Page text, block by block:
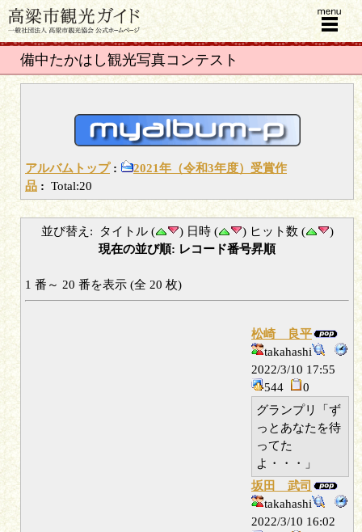
menu
備中たかはし観光写真コンテスト
アルバムトップ:
2021年（令和3年度）受賞作
品 : Total:20
並び替え: タイトル ( ) 日時 ( ) ヒット数 (
)
現在の並び順: レコード番号昇順
1 番～ 20 番を表示 (全 20 枚)
松崎 良平
takahashi
2022/3/10 17:55
544
0
グランプリ「ず
っとあなたを待
ってた
よ・・・」
坂田 武司
takahashi
2022/3/10 16:02